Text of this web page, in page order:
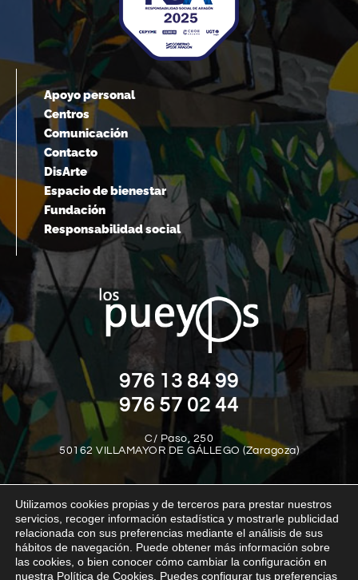
Apoyo personal
Centros
Comunicación
Contacto
DisArte
Espacio de bienestar
Fundación
Responsabilidad social
976 13 84 99
976 57 02 44
C/ Paso, 250
50162 VILLAMAYOR DE GÁLLEGO (Zaragoza)
Aviso legal Política de privacidad
Política de cookies
Utilizamos cookies propias y de terceros para prestar nuestros
servicios, recoger información estadística y mostrarle publicidad
relacionada con sus preferencias mediante el análisis de sus
hábitos de navegación. Puede obtener más información sobre
las cookies, o bien conocer cómo cambiar la configuración en
nuestra Política de Cookies. Puedes configurar tus preferencias